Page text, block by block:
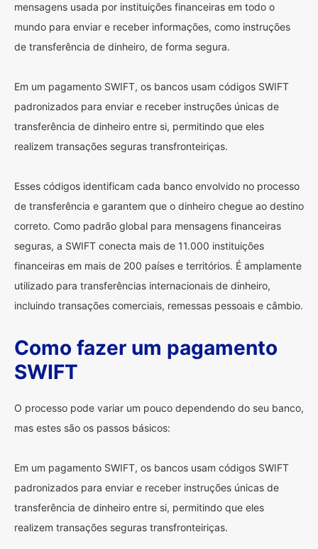
mensagens usada por instituições financeiras em todo o
mundo para enviar e receber informações, como instruções
de transferência de dinheiro, de forma segura.
Em um pagamento SWIFT, os bancos usam códigos SWIFT
padronizados para enviar e receber instruções únicas de
transferência de dinheiro entre si, permitindo que eles
realizem transações seguras transfronteiriças.
Esses códigos identificam cada banco envolvido no processo
de transferência e garantem que o dinheiro chegue ao destino
correto. Como padrão global para mensagens financeiras
seguras, a SWIFT conecta mais de 11.000 instituições
financeiras em mais de 200 países e territórios. É amplamente
utilizado para transferências internacionais de dinheiro,
incluindo transações comerciais, remessas pessoais e câmbio.
Como fazer um pagamento
SWIFT
O processo pode variar um pouco dependendo do seu banco,
mas estes são os passos básicos:
Em um pagamento SWIFT, os bancos usam códigos SWIFT
padronizados para enviar e receber instruções únicas de
transferência de dinheiro entre si, permitindo que eles
realizem transações seguras transfronteiriças.